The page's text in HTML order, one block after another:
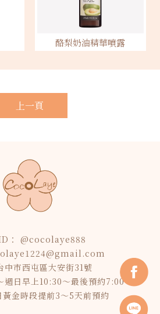
酪梨奶油精華噴露
上一頁
@cocolaye888
中市西屯區大安街31號
週日早上10:30～最後預約7:00
黃金時段提前3～5天前預約